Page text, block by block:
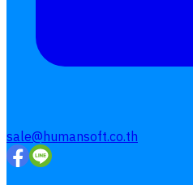
FollowHuman
sale@humansoft.co.th